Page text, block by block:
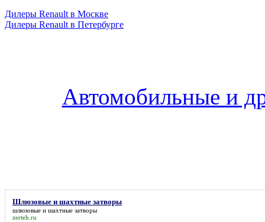
Дилеры Renault в Москве
Дилеры Renault в Петербурге
Автомобильные и
Шлюзовые и шахтные затворы
шлюзовые и шахтные затворы
zerteh.ru